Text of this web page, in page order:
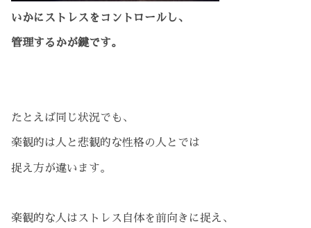
いかにストレスをコントロールし、
管理するかが鍵です。
たとえば同じ状況でも、
楽観的は人と悲観的な性格の人とでは
捉え方が違います。
楽観的な人はストレス自体を前向きに捉え、